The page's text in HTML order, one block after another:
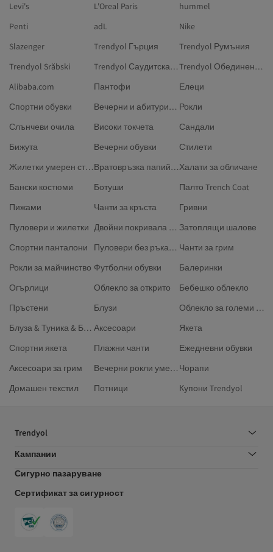
Levi's
L'Oreal Paris
hummel
Penti
adL
Nike
Slazenger
Trendyol Гърция
Trendyol Румъния
Trendyol Srăbski
Trendyol Саудитска Арабия
Trendyol Обединени арабски емирства
Alibaba.com
Пантофи
Елеци
Спортни обувки
Вечерни и абитуриентски рокли Рокли
Слънчеви очила
Високи токчета
Сандали
Бижута
Вечерни обувки
Стилети
Жилетки умерен стил
Вратовръзка папийонкаХалати за обличане
Бански костюми
Ботуши
Палто Trench Coat
Пижами
Чанти за кръста
Гривни
Пуловери и жилетки
Двойни покривала за завивки Затоплящи шалове
Спортни панталони
Пуловери без ръкави размер Плюс Чанти за грим
Рокли за майчинство Футболни обувки
Балеринки
Огърлици
Облекло за открито
Бебешко облекло
Пръстени
Блузи
Облекло за големи размери
Блуза & Туника & Бюстие Аксесоари
Якета
Спортни якета
Плажни чанти
Ежедневни обувки
Аксесоари за грим
Вечерни рокли умерен стил Чорапи
Домашен текстил
Потници Купони Trendyol
Trendyol
Кампании
Сигурно пазаруване
Сертификат за сигурност